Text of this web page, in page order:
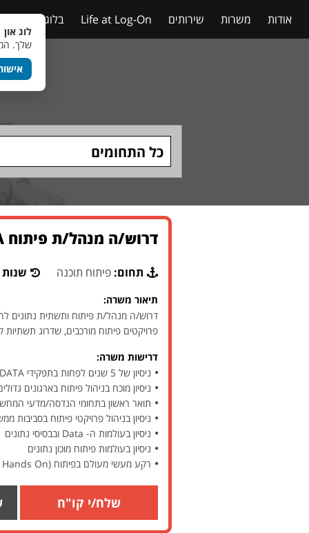
אודות משרות שירותים Life at Log-On בלוג
כל התחומים
דרוש/ה מנהל/ת פיתוח DATA לארגון ממשלתי בירושלים
תחום:פיתוח תוכנה שנות
תיאור משרה:
פרויקטים פיתוח מורכבים, שדרוג
דרישות משרה:
ניסיון של 5 שנים לפחות בתפקידי DATA, מתוכן שנתיים לפחות כ- Data Science – חובה
ניסיון מוכח בניהול פיתוח בארגונים
תואר ראשון בתחומי הנדסה/מדעי
ניסיון בניהול פרויקטי פיתוח בסביבות
ניסיון בעולמות ה- Data ובבסיסי נתונים
ניסיון בעולמות פיתוח מוכון נתונים
רקע מעשי מעולם בפיתוח (Hands On בעבר)
שלח/י קו"ח
לוג
שלך.